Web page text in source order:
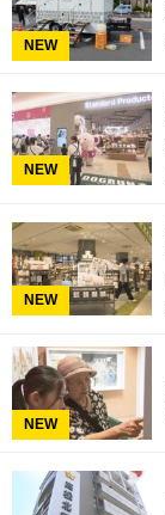
NEW
NEW
NEW
NEW